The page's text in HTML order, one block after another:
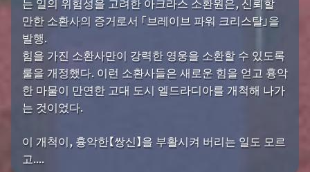
만한 소환사의 증거로서 「브레이브 파워 크리스탈」을
발행.
힘을 가진 소환사만이 강력한 영웅을 소환할 수 있도록
룰을 개정했다. 이런 소환사들은 새로운 힘을 얻고 흉악
한 마물이 만연한 고대 도시 엘드라디아를 개척해 나가
는 것이었다.
이 개척이, 흉악한【쌍신】을 부활시켜 버리는 일도 모르
고....